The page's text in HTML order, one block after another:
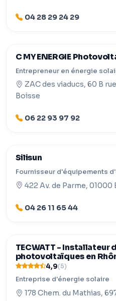
04 28 29 24 29
C MY ENERGIE
Entrepreneur en énergie
ZAC des viaducs, 60 B
Boisse
06 22 93 97 92
Silisun
Fournisseur d'équipements
422 Av. de Parme,
04 26 11 65 44
TECWATT - Installateur
photovoltaïques en
4,9(5)
Entreprise d'énergie solaire
178 Chem. du Mathias,